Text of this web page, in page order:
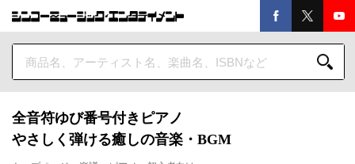
全音符ゆび番号付きピアノ
やさしく弾ける癒しの音楽・BGM